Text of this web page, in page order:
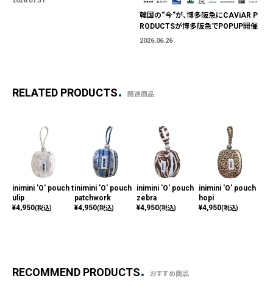
韓国の“今”が、博多阪急にCAViAR P
RODUCTSが博多阪急でPOPUP開催
2026.06.26
RELATED PRODUCTS 関連商品
inimini 'O' pouch t
ulip
¥4,950(税込)
inimini 'O' pouch
patchwork
¥4,950(税込)
inimini 'O' pouch
zebra
¥4,950(税込)
inimini 'O' pouch
hopi
¥4,950(税込)
RECOMMEND PRODUCTS おすすめ商品